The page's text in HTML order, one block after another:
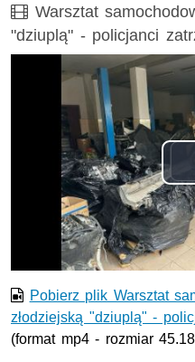
Film
Warsztat
"dziuplą" - policjanci
Pobierz plik Warsztat
złodziejską "dziuplą" -
(format mp4 - rozmiar